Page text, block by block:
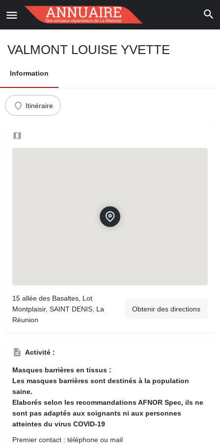
VALMONT LOUISE YVETTE
Information
Itinéraire
15 allée des Basaltes, Lot
Montplaisir, SAINT DENIS, La
Réunion
Obtenir des directions
Activité :
Masques barrières en tissus :
Les masques barrières sont destinés à la population
saine.
Elaborés selon les recommandations AFNOR Spec, ils ne
sont pas adaptés aux soignants ni aux personnes
atteintes du virus COVID-19
Premier contact : téléphone ou mail